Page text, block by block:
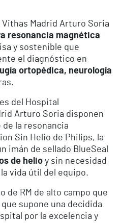
Madrid Arturo Soria
resonancia magnética
y sostenible que
el diagnóstico en
ortopédica, neurología
del Hospital
Arturo Soria disponen
la resonancia
Sin Helio de Philips, la
imán de sellado BlueSeal
de helio y sin necesidad
vida útil del equipo.
de RM de alto campo que
supone una decidida
por la excelencia y